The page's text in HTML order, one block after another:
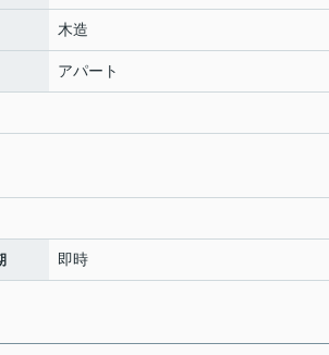
木造
アパート
即時